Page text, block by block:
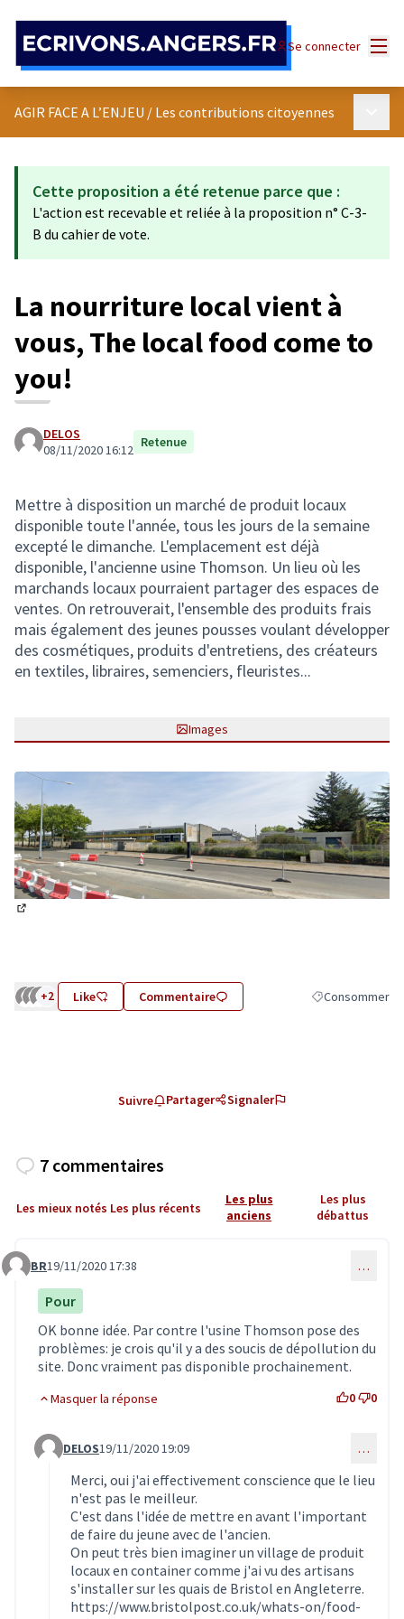
Se connecter
AGIR FACE A L’ENJEU / Les contributions citoyennes
Cette proposition a été retenue parce que :
L'action est recevable et reliée à la proposition n° C-3-
B du cahier de vote.
La nourriture local vient à
vous, The local food come to
you!
DELOS
08/11/2020 16:12 Retenue
Mettre à disposition un marché de produit locaux
disponible toute l'année, tous les jours de la semaine
excepté le dimanche. L'emplacement est déjà
disponible, l'ancienne usine Thomson. Un lieu où les
marchands locaux pourraient partager des espaces de
ventes. On retrouverait, l'ensemble des produits frais
mais également des jeunes pousses voulant développer
des cosmétiques, produits d'entretiens, des créateurs
en textiles, libraires, semenciers, fleuristes...
Images
+2 Like Commentaire Filtrer les
Consommer
Suivre Partager Signaler
7 commentaires
Les mieux notés Les plus récents
Les plus
anciens
Les plus
débattus
Commentaire 2230
BR19/11/2020 17:38 …
Pour
OK bonne idée. Par contre l'usine Thomson pose des
problèmes: je crois qu'il y a des soucis de dépollution du
site. Donc vraiment pas disponible prochainement.
Masquer la réponse 0 0
Commentaire 2237 (réponse au commentaire 2230)
DELOS19/11/2020 19:09 …
Merci, oui j'ai effectivement conscience que le lieu
n'est pas le meilleur.
C'est dans l'idée de mettre en avant l'important
de faire du jeune avec de l'ancien.
On peut très bien imaginer un village de produit
locaux en container comme j'ai vu des artisans
s'installer sur les quais de Bristol en Angleterre.‌
https://www.bristolpost.co.uk/whats-on/food-